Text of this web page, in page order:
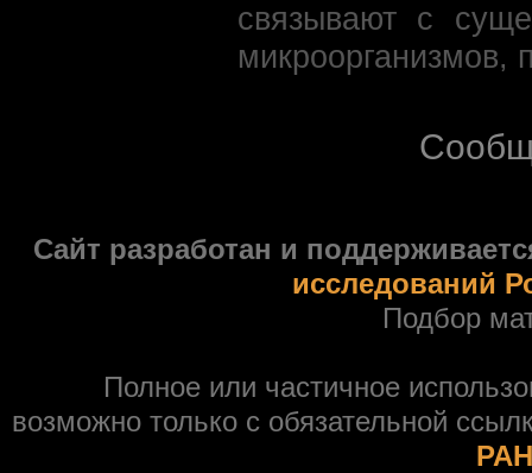
связывают с
Сайт разработан и
исследований
Подбор
Полное или частичное
возможно только с обязательной